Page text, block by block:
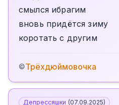
смылся ибрагим
вновь придётся зиму
коротать с другим
©️Трёхдюймовочка
Депрессяшки (07.09.2025)